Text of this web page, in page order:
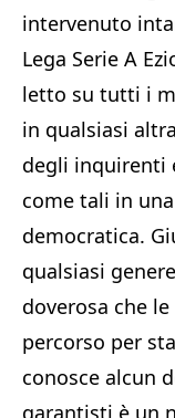
intervenuto
Lega Serie A
letto su tutti i
in qualsiasi
degli inquirenti
come tali in
democratica.
qualsiasi
doverosa che
percorso per
conosce alcun
garantisti è un